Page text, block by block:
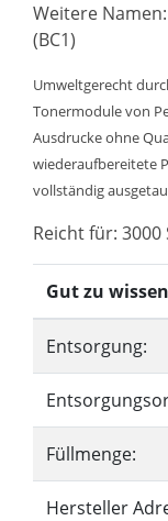
Weitere Namen:
(BC1)
Umweltgerecht
Tonermodule von
Ausdrucke ohne
wiederaufbereitete
vollständig
Reicht für: 3000
Gut zu wissen
Entsorgung:
Füllmenge:
Hersteller